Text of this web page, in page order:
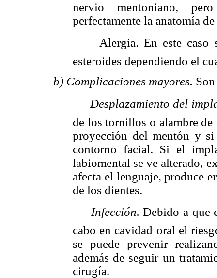
nervio mentoniano,
perfectamente la anatomía
 Alergia. En este caso
esteroides dependiendo el
b) Complicaciones mayores.
Desplazamiento del
de los tornillos o alambre de
proyección del mentón y si
contorno facial. Si el
labiomental se ve alterado,
afecta el lenguaje, produce
de los dientes.
Infección.Debido a que
cabo en cavidad oral el
se puede prevenir
además de seguir un
cirugía.